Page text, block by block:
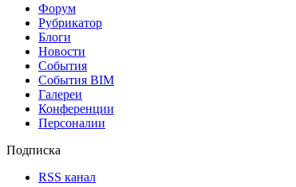
Форум
Рубрикатор
Блоги
Новости
События
События BIM
Галереи
Конференции
Персоналии
Подписка
RSS канал